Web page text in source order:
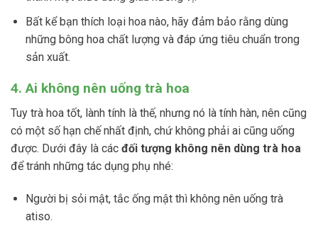
Bất kể bạn thích loại hoa nào, hãy đảm bảo rằng dùng
những bông hoa chất lượng và đáp ứng tiêu chuẩn trong
sản xuất.
4. Ai không nên uống trà hoa
Tuy trà hoa tốt, lành tính là thế, nhưng nó là tính hàn, nên cũng
có một số hạn chế nhất định, chứ không phải ai cũng uống
được. Dưới đây là các đối tượng không nên dùng trà hoa
để tránh những tác dụng phụ nhé:
Người bị sỏi mật, tắc ống mật thì không nên uống trà
atiso.